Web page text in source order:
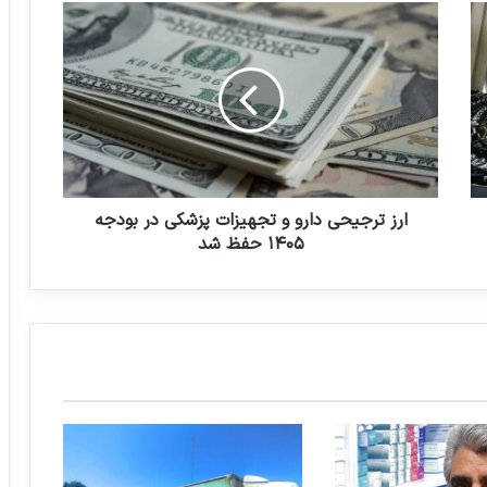
به گزارش ایفدانا، روابط عمومی سازمان غذا و
دارو اعلام کرد
اختصاص ۶ همت اعتبار برای توزیع شیر در
مدارس
ا
ر
ت
ج
ی
ح
ی
و
ی
ز
ا
ت
ارز ترجیحی دارو و تجهیزات پزشکی در بودجه
۱۴۰۵ حفظ شد